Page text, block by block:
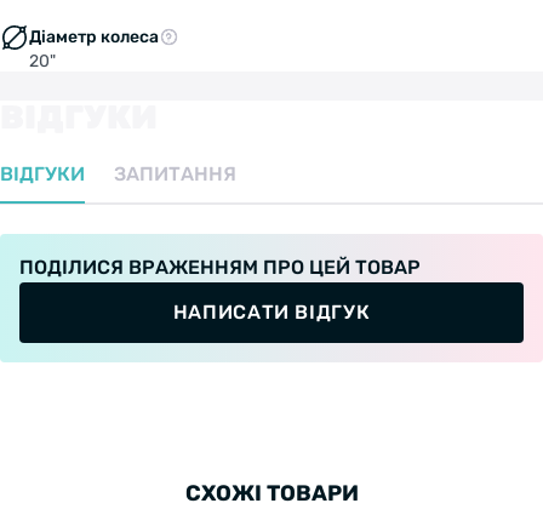
Діаметр колеса
20"
ВІДГУКИ ЗАПИТАННЯ
ПОДІЛИСЯ ВРАЖЕННЯМ ПРО ЦЕЙ ТОВАР
НАПИСАТИ ВІДГУК
СХОЖІ ТОВАРИ